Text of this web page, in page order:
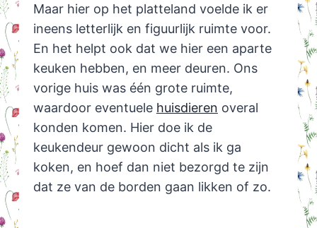
Maar hier op het platteland voelde ik er
ineens letterlijk en figuurlijk ruimte voor.
En het helpt ook dat we hier een aparte
keuken hebben, en meer deuren. Ons
vorige huis was één grote ruimte,
waardoor eventuele huisdieren overal
konden komen. Hier doe ik de
keukendeur gewoon dicht als ik ga
koken, en hoef dan niet bezorgd te zijn
dat ze van de borden gaan likken of zo.